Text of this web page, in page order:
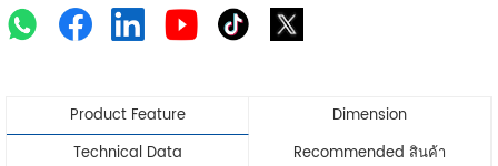
Product Feature
Dimension
Technical Data
Recommended สินค้า